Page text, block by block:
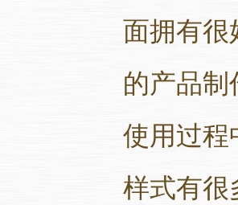
面拥有
的产品
使用过
样式有